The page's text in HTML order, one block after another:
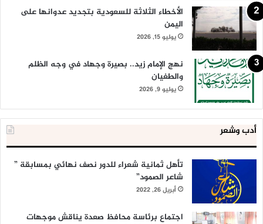
الأخطاء الثلاثة للسعودية بتجديد عدوانها على
اليمن
يوليو 15, 2026
نهج الإمام زيد.. بصيرة وجهاد في وجه الظلم
والطغيان
يوليو 9, 2026
أدب وشعر
تأهل ثمانية شعراء للدور نصف نهائي بمسابقة ”
شاعر الصمود”
أبريل 26, 2022
اجتماع برئاسة محافظ صعدة يناقش موجهات